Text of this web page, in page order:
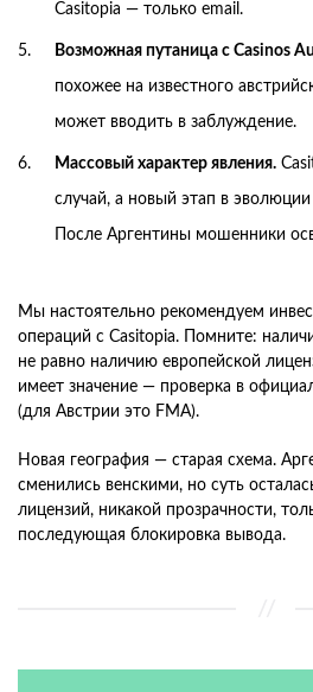
Casitopia — только email.
Возможная путаница с Casinos
похожее на известного
может вводить в заблуждение.
Массовый характер явления.
случай, а новый этап в
После Аргентины мошенники
Мы настоятельно рекомендуем
операций с Casitopia. Помните:
не равно наличию европейской
имеет значение — проверка в
(для Австрии это FMA).
Новая география — старая схема.
сменились венскими, но суть
лицензий, никакой прозрачности,
последующая блокировка вывода.